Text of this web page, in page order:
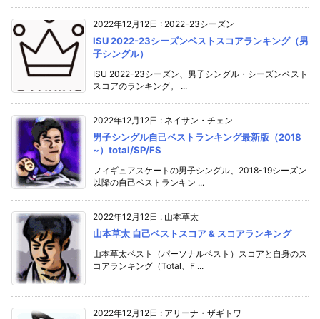
2022年12月12日 : 2022-23シーズン
ISU 2022-23シーズンベストスコアランキング（男
子シングル）
ISU 2022-23シーズン、男子シングル・シーズンベスト
スコアのランキング。 ...
2022年12月12日 : ネイサン・チェン
男子シングル自己ベストランキング最新版（2018
~）total/SP/FS
フィギュアスケートの男子シングル、2018-19シーズン
以降の自己ベストランキン ...
2022年12月12日 : 山本草太
山本草太 自己ベストスコア & スコアランキング
山本草太ベスト（パーソナルベスト）スコアと自身のス
コアランキング（Total、F ...
2022年12月12日 : アリーナ・ザギトワ